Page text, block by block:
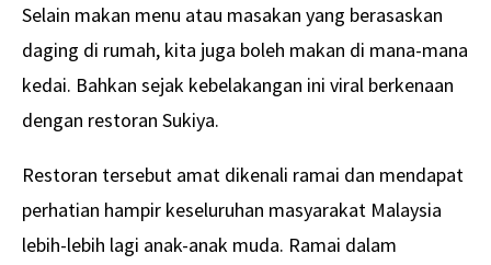
Selain makan menu atau masakan yang berasaskan
daging di rumah, kita juga boleh makan di mana-mana
kedai. Bahkan sejak kebelakangan ini viral berkenaan
dengan restoran Sukiya.
Restoran tersebut amat dikenali ramai dan mendapat
perhatian hampir keseluruhan masyarakat Malaysia
lebih-lebih lagi anak-anak muda. Ramai dalam